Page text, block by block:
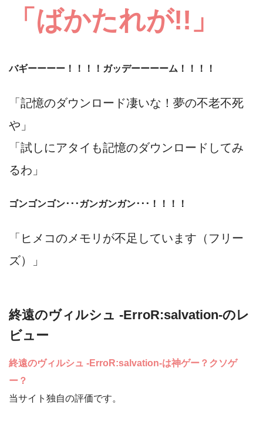
「ばかたれが!!」
バギーーーー！！！！ガッデーーーーム！！！！
「記憶のダウンロード凄いな！夢の不老不死
や」
「試しにアタイも記憶のダウンロードしてみ
るわ」
ゴンゴンゴン･･･ガンガンガン･･･！！！！
「ヒメコのメモリが不足しています（フリー
ズ）」
終遠のヴィルシュ -ErroR:salvation-のレ
ビュー
終遠のヴィルシュ -ErroR:salvation-は神ゲー？クソゲ
ー？
当サイト独自の評価です。